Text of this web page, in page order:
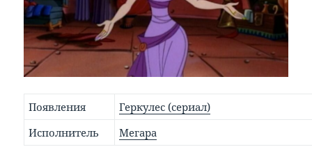
Появления
Геркулес (сериал)
Исполнитель
Мегара